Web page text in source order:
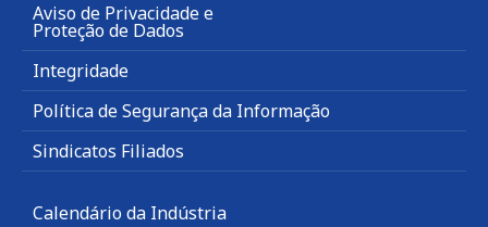
Aviso de Privacidade e
Proteção de Dados
Integridade
Política de Segurança da Informação
Sindicatos Filiados
Calendário da Indústria